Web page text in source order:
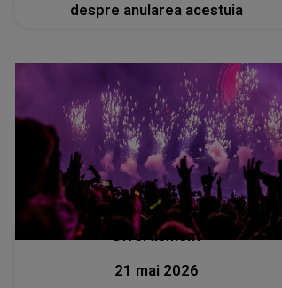
despre anularea acestuia
Divertisment
21 mai 2026